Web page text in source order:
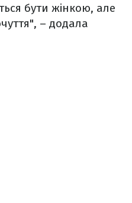
бути жінкою, але
– додала